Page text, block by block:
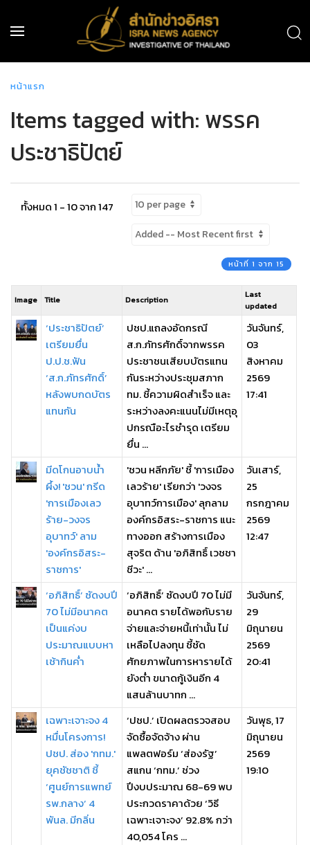
หน้าแรก
Items tagged with: พรรค
ประชาธิปัตย์
ทั้งหมด 1 - 10 จาก 147
หน้าที่ 1 จาก 15
Image Title Description
Last
updated
‘ประชาธิปัตย์’
เตรียมยื่น
ป.ป.ช.ฟัน
‘ส.ก.ภัทรศักดิ์’
หลังพบกดบัตร
แทนกัน
ปชป.แถลงอัดกรณี
ส.ก.ภัทรศักดิ์จากพรรค
ประชาชนเสียบบัตรแทน
กันระหว่างประชุมสภาก
ทม. ชี้ความผิดสำเร็จ และ
ระหว่างลงคะแนนไม่มีเหตุอุ
ปกรณือะไรชำรุด เตรียม
ยื่น ...
วันจันทร์,
03
สิงหาคม
2569
17:41
มีดโกนอาบน้ำ
ผึ้ง! 'ชวน' กรีด
'การเมืองเลว
ร้าย-วงจร
อุบาทว์' ลาม
'องค์กรอิสระ-
ราชการ'
'ชวน หลีกภัย' ชี้ 'การเมือง
เลวร้าย' เรียกว่า 'วงจร
อุบาทว์การเมือง' ลุกลาม
องค์กรอิสระ-ราชการ แนะ
ทางออก สร้างการเมือง
สุจริต ด้าน 'อภิสิทธิ์ เวชชา
ชีวะ' ...
วันเสาร์,
25
กรกฎาคม
2569
12:47
‘อภิสิทธิ์’ ซัดงบปี
70 ไม่มีอนาคต
เป็นแค่งบ
ประมาณแบบหา
เช้ากินค่ำ
‘อภิสิทธิ์’ ซัดงบปี 70 ไม่มี
อนาคต รายได้พอกับราย
จ่ายและจ่ายหนี้เท่านั้น ไม่
เหลือไปลงทุน ชี้ชัด
ศักยภาพในการหารายได้
ยังต่ำ ขนาดกู้เงินอีก 4
แสนล้านบาทก ...
วันจันทร์,
29
มิถุนายน
2569
20:41
เฉพาะเจาะจง 4
หมื่นโครงการ!
ปชป. ส่อง 'กทม.'
ยุคชัชชาติ ชี้
‘ศูนย์การแพทย์
รพ.กลาง’ 4
พันล. มีกลิ่น
‘ปชป.’ เปิดผลตรวจสอบ
จัดซื้อจัดจ้าง ผ่าน
แพลตฟอร์ม ‘ส่องรัฐ’
สแกน ‘กทม.’ ช่วง
ปีงบประมาณ 68-69 พบ
ประกวดราคาด้วย ‘วิธี
เฉพาะเจาะจง’ 92.8% กว่า
40,054 โคร ...
วันพุธ, 17
มิถุนายน
2569
19:10